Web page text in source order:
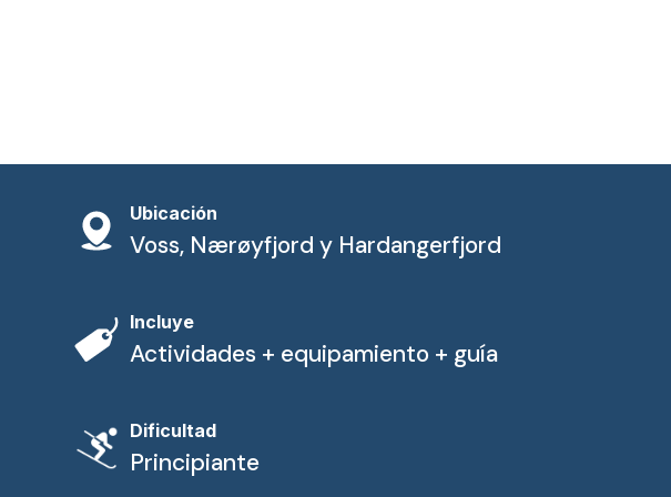
Ubicación
Voss, Nærøyfjord y Hardangerfjord
Incluye
Actividades + equipamiento + guía
Dificultad
Principiante